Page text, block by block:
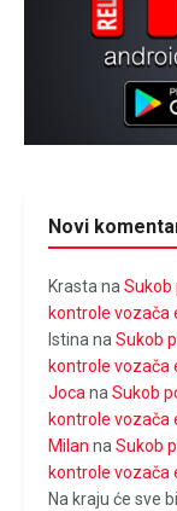
Novi
KrastanaSukob
kontrole vozača
IstinanaSukob
kontrole vozača
JocanaSukob
kontrole vozača
Milan naSukob
kontrole vozača
Na kraju će sve